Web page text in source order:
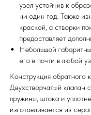
узел устойчив к
ни один год. Также
краской, а створки
предоставляет
Небольшой
его в почти в любой
Конструкция обратного
Двухстворчатый клапан
пружины, штока и
изготавливается из